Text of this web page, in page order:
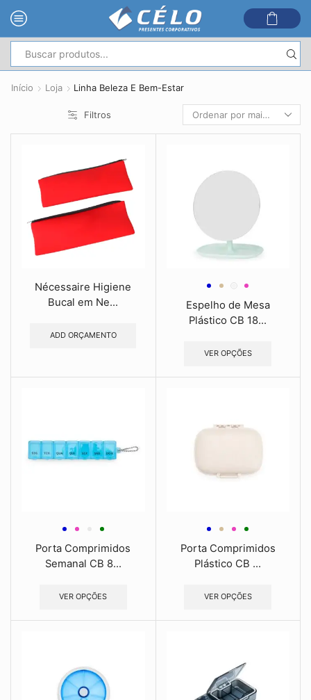
de
pesquisa
Início Loja Linha Beleza E Bem-Estar
Filtros
Nécessaire Higiene
Bucal em Ne...
ADD ORÇAMENTO
Espelho de Mesa
Plástico CB 18...
VER OPÇÕES
Porta Comprimidos
Semanal CB 8...
VER OPÇÕES
Porta Comprimidos
Plástico CB ...
VER OPÇÕES